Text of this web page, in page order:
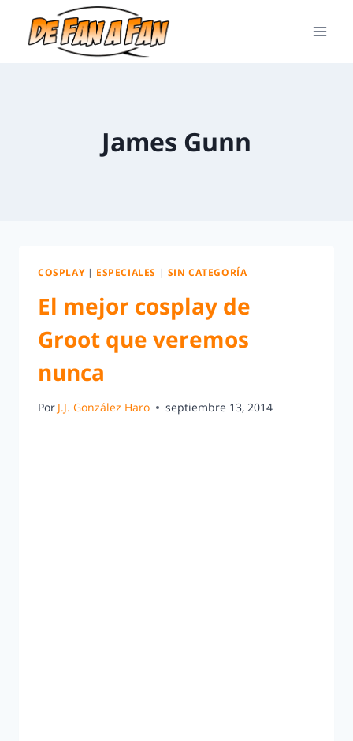
James Gunn
COSPLAY| ESPECIALES | SIN CATEGORÍA
El mejor cosplay de
Groot que veremos
nunca
Por J.J. González Haro septiembre 13, 2014